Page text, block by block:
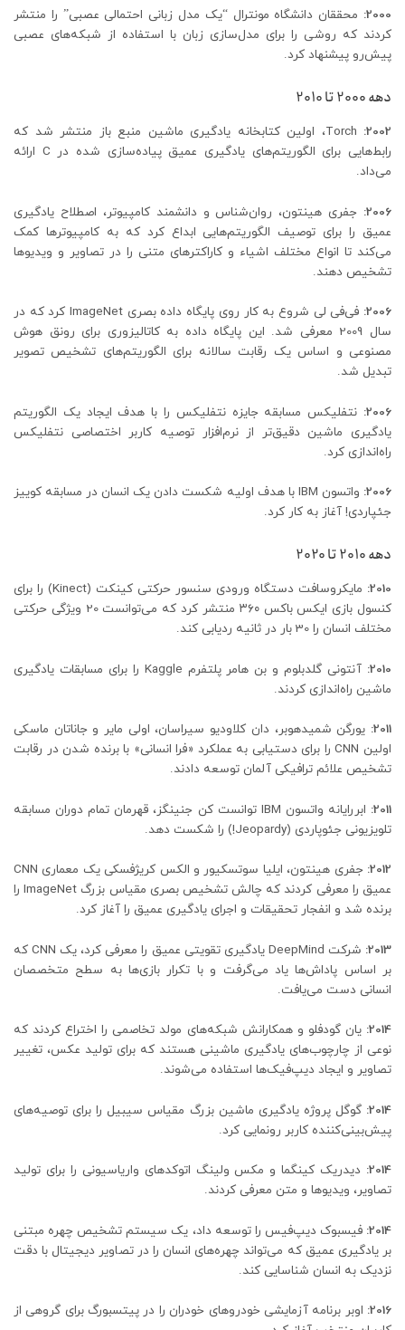
2000: محققان دانشگاه مونترال “یک مدل زبانی احتمالی عصبی” را منتشر
کردند که روشی را برای مدل‌سازی زبان با استفاده از شبکه‌های عصبی
پیش‌رو پیشنهاد کرد.
دهه 2000 تا 2010
2002:
Torch، اولین کتابخانه یادگیری ماشین منبع باز منتشر شد که
رابط‌هایی برای الگوریتم‌های یادگیری عمیق پیاده‌سازی شده در C ارائه
می‌داد.
2006: جفری هینتون، روان‌شناس و دانشمند کامپیوتر، اصطلاح یادگیری
عمیق را برای توصیف الگوریتم‌هایی ابداع کرد که به کامپیوترها کمک
می‌کند تا انواع مختلف اشیاء و کاراکترهای متنی را در تصاویر و ویدیوها
تشخیص دهند.
2006:
فی‌فی لی شروع به کار روی پایگاه داده بصری ImageNet کرد که در
سال 2009 معرفی شد. این پایگاه داده به کاتالیزوری برای رونق هوش
مصنوعی و اساس یک رقابت سالانه برای الگوریتم‌های تشخیص تصویر
تبدیل شد.
2006: نتفلیکس مسابقه جایزه نتفلیکس را با هدف ایجاد یک الگوریتم
یادگیری ماشین دقیق‌تر از نرم‌افزار توصیه کاربر اختصاصی نتفلیکس
راه‌اندازی کرد.
2006:
واتسون IBM با هدف اولیه شکست دادن یک انسان در مسابقه کوییز
جئپاردی! آغاز به کار کرد.
دهه 2010 تا 2020
2010:
مایکروسافت دستگاه ورودی سنسور حرکتی کینکت (Kinect) را برای
کنسول بازی ایکس باکس ۳۶۰ منتشر کرد که می‌توانست 20 ویژگی حرکتی
مختلف انسان را 30 بار در ثانیه ردیابی کند.
2010:
آنتونی گلدبلوم و بن هامر پلتفرم Kaggle را برای مسابقات یادگیری
ماشین راه‌اندازی کردند.
2011: یورگن شمیدهوبر، دان کلاودیو سیراسان، اولی مایر و جاناتان ماسکی
اولین CNN را برای دستیابی به عملکرد «فرا انسانی» با برنده شدن در رقابت
تشخیص علائم ترافیکی آلمان توسعه دادند.
2011:
ابررایانه واتسون IBM توانست کن جنینگز، قهرمان تمام دوران مسابقه
تلویزیونی جئوپاردی (Jeopardy!) را شکست دهد.
2012:
جفری هینتون، ایلیا سوتسکیور و الکس کریژفسکی یک معماری CNN
عمیق را معرفی کردند که چالش تشخیص بصری مقیاس بزرگ ImageNet را
برنده شد و انفجار تحقیقات و اجرای یادگیری عمیق را آغاز کرد.
2013:
شرکت DeepMind یادگیری تقویتی عمیق را معرفی کرد، یک CNN که
بر اساس پاداش‌ها یاد می‌گرفت و با تکرار بازی‌ها به سطح متخصصان
انسانی دست می‌یافت.
2014: یان گودفلو و همکارانش شبکه‌های مولد تخاصمی را اختراع کردند که
نوعی از چارچوب‌های یادگیری ماشینی هستند که برای تولید عکس، تغییر
تصاویر و ایجاد دیپ‌فیک‌ها استفاده می‌شوند.
2014: گوگل پروژه یادگیری ماشین بزرگ مقیاس سیبیل را برای توصیه‌های
پیش‌بینی‌کننده کاربر رونمایی کرد.
2014: دیدریک کینگما و مکس ولینگ اتوکدهای واریاسیونی را برای تولید
تصاویر، ویدیوها و متن معرفی کردند.
2014: فیسبوک دیپ‌فیس را توسعه داد، یک سیستم تشخیص چهره مبتنی
بر یادگیری عمیق که می‌تواند چهره‌های انسان را در تصاویر دیجیتال با دقت
نزدیک به انسان شناسایی کند.
2016: اوبر برنامه آزمایشی خودروهای خودران را در پیتسبورگ برای گروهی از